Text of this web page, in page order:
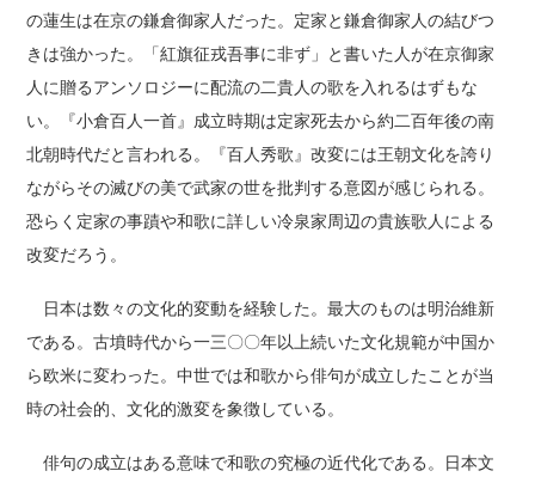
の蓮生は在京の鎌倉御家人だった。定家と鎌倉御家人の結びつ
きは強かった。「紅旗征戎吾事に非ず」と書いた人が在京御家
人に贈るアンソロジーに配流の二貴人の歌を入れるはずもな
い。『小倉百人一首』成立時期は定家死去から約二百年後の南
北朝時代だと言われる。『百人秀歌』改変には王朝文化を誇り
ながらその滅びの美で武家の世を批判する意図が感じられる。
恐らく定家の事蹟や和歌に詳しい冷泉家周辺の貴族歌人による
改変だろう。
日本は数々の文化的変動を経験した。最大のものは明治維新
である。古墳時代から一三〇〇年以上続いた文化規範が中国か
ら欧米に変わった。中世では和歌から俳句が成立したことが当
時の社会的、文化的激変を象徴している。
俳句の成立はある意味で和歌の究極の近代化である。日本文